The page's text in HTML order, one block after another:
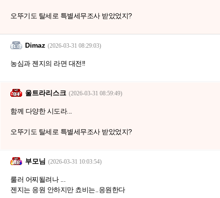
오뚜기도 탈세로 특별세무조사 받았었지?
Dimaz (2026-03-31 08:29:03)
농심과 젠지의 라면 대전!!
울트라리스크 (2026-03-31 08:59:49)
함께 다양한 시도라...
오뚜기도 탈세로 특별세무조사 받았었지?
부모님 (2026-03-31 10:03:54)
룰러 어찌될려나 ...
젠지는 응원 안하지만 쵸비는..응원한다